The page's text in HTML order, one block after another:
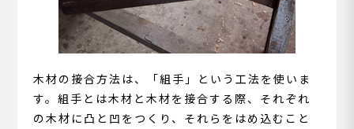
木材の接合方法は、「組手」という工法を使いま
す。組手とは木材と木材を接合する際、それぞれ
の木材に凸と凹をつくり、それらをはめ込むこと